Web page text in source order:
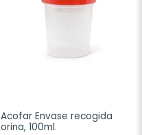
Acofar Envase recogida
orina, 100ml.